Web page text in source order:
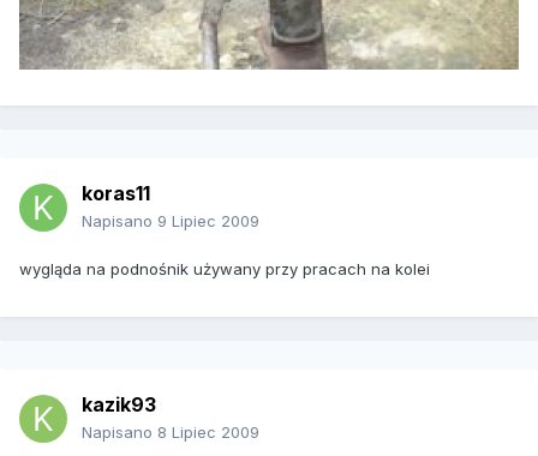
koras11
Napisano 9 Lipiec 2009
wygląda na podnośnik używany przy pracach na kolei
kazik93
Napisano 8 Lipiec 2009